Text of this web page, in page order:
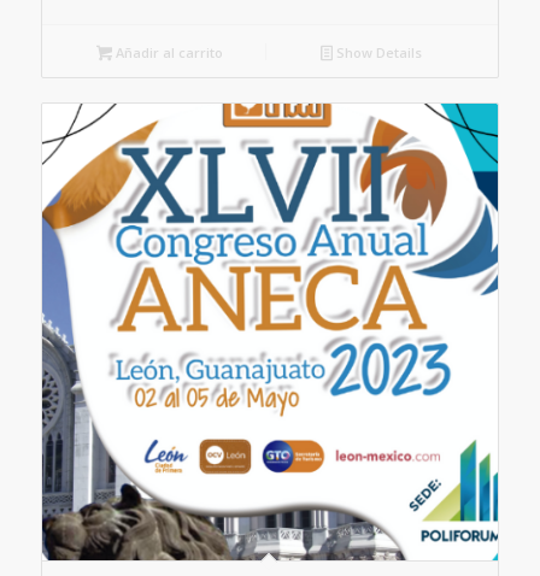
Añadir al carrito Show Details